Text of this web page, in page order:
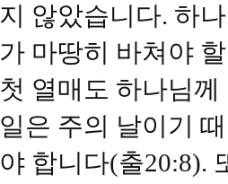
지 않았습니다. 하
가 마땅히 바쳐야
첫 열매도 하나님
일은 주의 날이기
야 합니다(출20:8).